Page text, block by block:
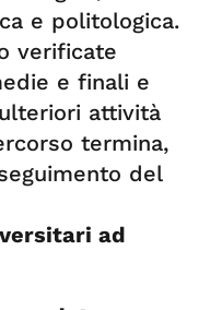
e politologica.
verificate
e finali e
attività
termina,
del
ad